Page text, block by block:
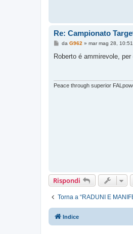
Re: Campionato
M
s
i
da G962 » mar mag 28,
Roberto é ammirevole,
Peace through superior
Rispondi
Torna a “RADUNI E
Indice